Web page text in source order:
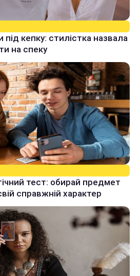
під кепку: стилістка назвала
на спеку
тест: обирай предмет
справжній характер